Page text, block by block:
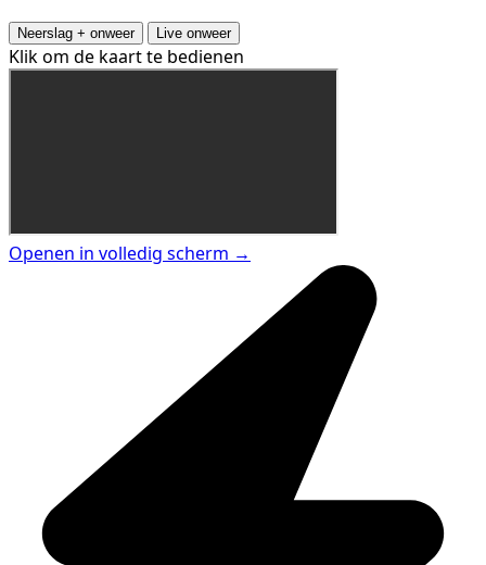
Neerslag + onweer Live onweer
Klik om de kaart te bedienen
Openen in volledig scherm →